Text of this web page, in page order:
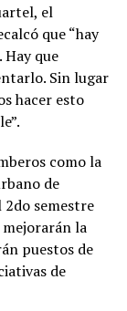
el
que “hay
que
Sin lugar
hacer esto
como la
de
semestre
la
puestos de
de